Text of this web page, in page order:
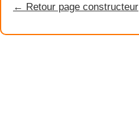
← Retour page constructeur